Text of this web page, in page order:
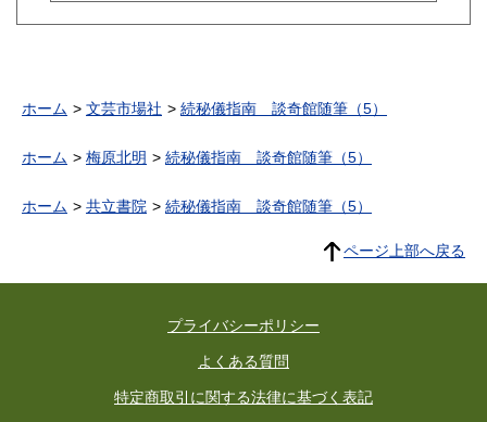
ホーム 文芸市場社 続秘儀指南 談奇館随筆（5）
ホーム 梅原北明 続秘儀指南 談奇館随筆（5）
ホーム 共立書院 続秘儀指南 談奇館随筆（5）
ページ上部へ戻る
プライバシーポリシー
よくある質問
特定商取引に関する法律に基づく表記